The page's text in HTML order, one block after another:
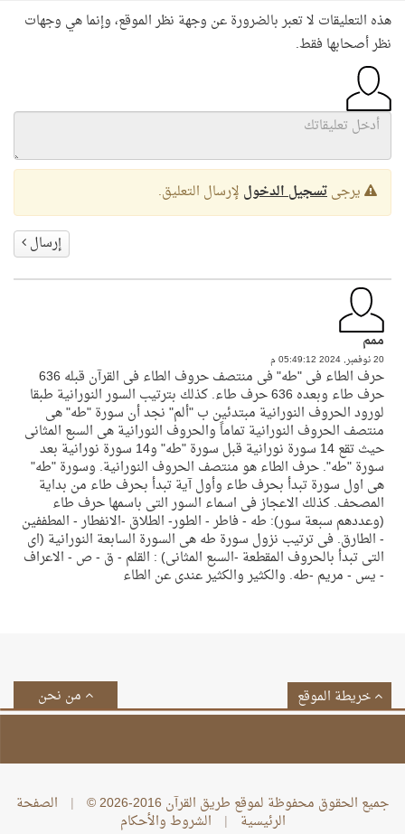
هذه التعليقات لا تعبر بالضرورة عن وجهة نظر الموقع، وإنما هي وجهات
نظر أصحابها فقط.
يرجىتسجيل الدخول لإرسال التعليق.
إرسال
ممم
20 نوفمبر, 2024 05:49:12 م
حرف الطاء فى "طه" فى منتصف حروف الطاء فى القرآن قبله 636
حرف طاء وبعده 636 حرف طاء. كذلك بترتيب السور النورانية طبقا
لورود الحروف النورانية مبتدئين ب "ألم" نجد أن سورة "طه" هى
منتصف الحروف النورانية تماماً والحروف النورانية هى السبع المثانى
حيث تقع 14 سورة نورانية قبل سورة "طه" و14 سورة نورانية بعد
سورة "طه". حرف الطاء هو منتصف الحروف النورانية. وسورة "طه"
هى اول سورة تبدأ بحرف طاء وأول آية تبدأ بحرف طاء من بداية
المصحف. كذلك الاعجاز فى اسماء السور التى باسمها حرف طاء
(وعددهم سبعة سور): طه - فاطر - الطور- الطلاق -الانفطار - المطففين
- الطارق. فى ترتيب نزول سورة طه هى السورة السابعة النورانية (اى
التى تبدأ بالحروف المقطعة -السبع المثانى) : القلم - ق - ص - الاعراف
- يس - مريم -طه. والكثير والكثير عندى عن الطاء
من نحن خريطة الموقع
جميع الحقوق محفوظة لموقع طريق القرآن 2016-2026 © | الصفحة
الرئيسية | الشروط والأحكام